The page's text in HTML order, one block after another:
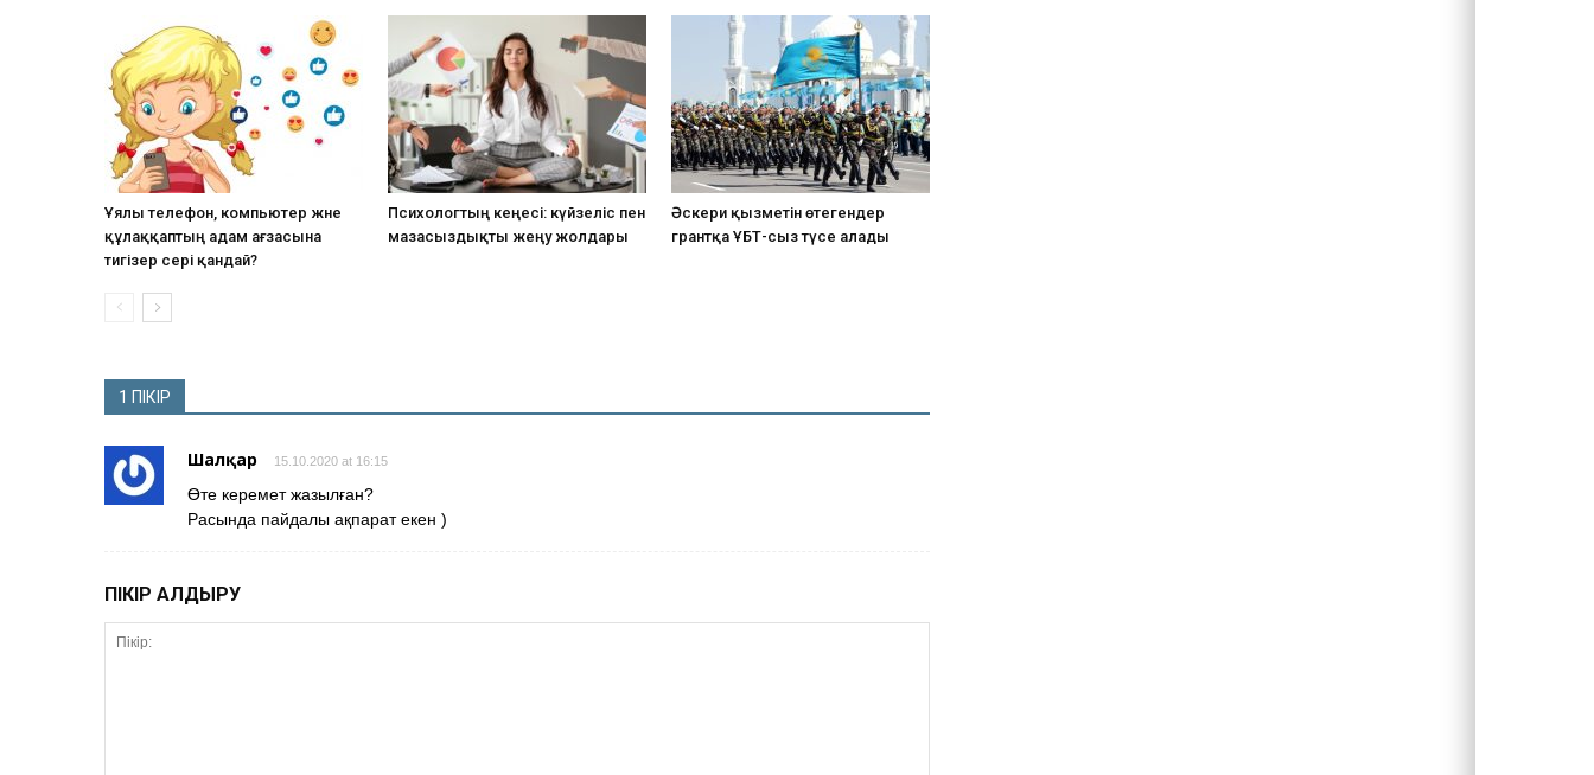
Ұялы телефон, компьютер және
құлаққаптың адам ағзасына
тигізер әсері қандай?
Психологтың кеңесі: күйзеліс пен
мазасыздықты жеңу жолдары
Әскери қызметін өтегендер
грантқа ҰБТ-сыз түсе алады
1 ПІКІР
Шалқар 15.10.2020 at 16:15
Өте керемет жазылған?
Расында пайдалы ақпарат екен )
ПІКІР ҚАЛДЫРУ